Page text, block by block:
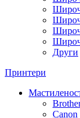
Други
Принтери
Canon